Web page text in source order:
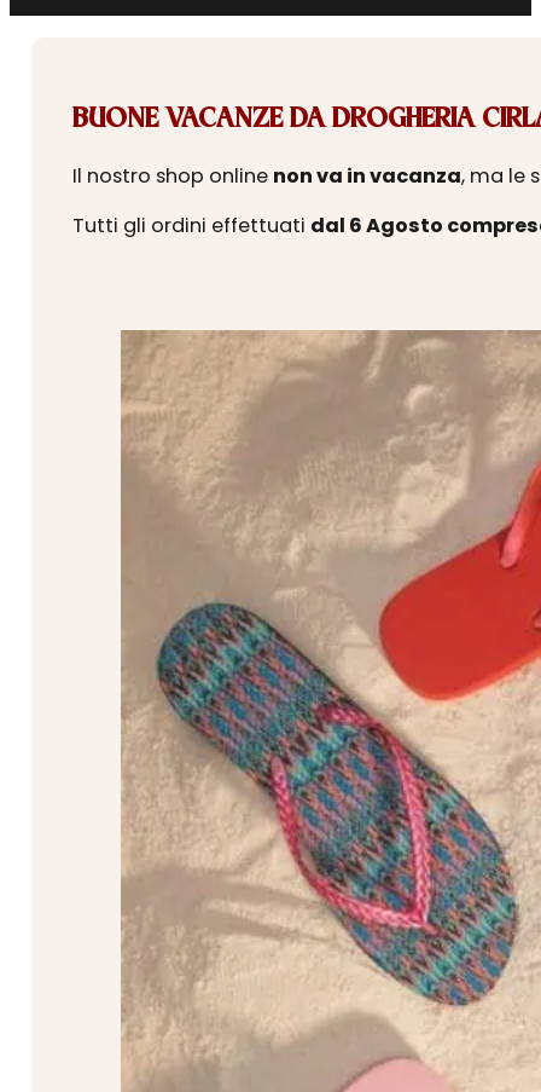
BUONE VACANZE DA DROGHERIA
Il nostro shop online non va in vacanza, ma le
Tutti gli ordini effettuati dal 6 Agosto